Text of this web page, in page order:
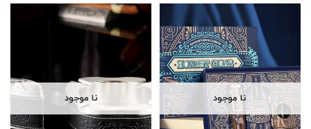
نا موجود نا موجود